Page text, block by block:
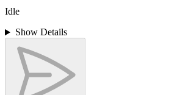
Idle
Show Details